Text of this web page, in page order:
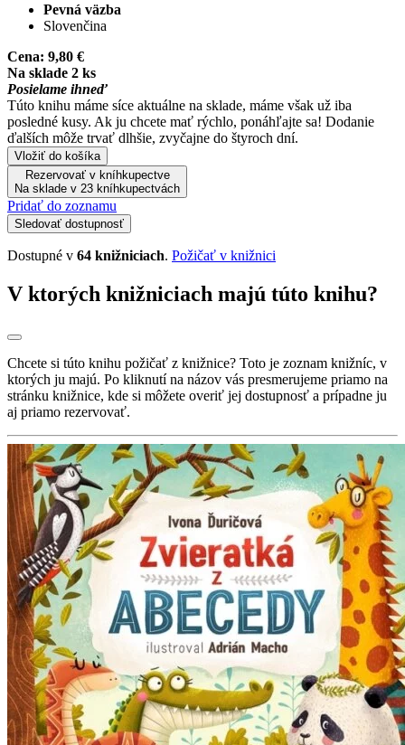
Pevná väzba
Slovenčina
Cena: 9,80 €
Na sklade 2 ks
Posielame ihneď
Túto knihu máme síce aktuálne na sklade, máme však už iba
posledné kusy. Ak ju chcete mať rýchlo, ponáhľajte sa! Dodanie
ďalších môže trvať dlhšie, zvyčajne do štyroch dní.
Vložiť do košíka
Rezervovať v kníhkupectve
Na sklade v 23 kníhkupectvách
Pridať do zoznamu
Sledovať dostupnosť
Dostupné v 64 knižniciach. Požičať v knižnici
V ktorých knižniciach majú túto knihu?
Chcete si túto knihu požičať z knižnice? Toto je zoznam knižníc, v
ktorých ju majú. Po kliknutí na názov vás presmerujeme priamo na
stránku knižnice, kde si môžete overiť jej dostupnosť a prípadne ju
aj priamo rezervovať.